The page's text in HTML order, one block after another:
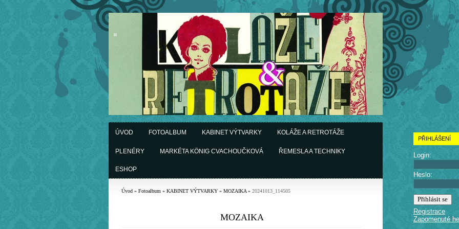
ÚVOD FOTOALBUM KABINET VÝTVARKY KOLÁŽE A RETROTÁŽE
PLENÉRY MARKÉTA KÖNIG CVACHOUČKOVÁ ŘEMESLA A TECHNIKY
ESHOP
Úvod » Fotoalbum » KABINET VÝTVARKY » MOZAIKA» 20241013_114505
MOZAIKA
PŘIHLÁŠENÍ
Login:
Heslo:
Registrace
Zapomenuté